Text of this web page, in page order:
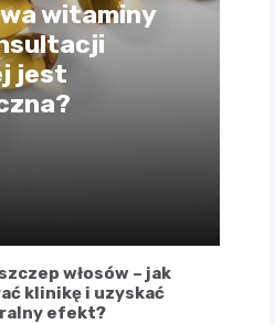
witaminy
jest
włosów – jak
klinikę i uzyskać
efekt?